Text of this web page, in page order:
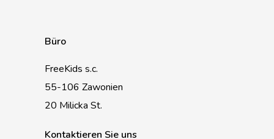
Büro
FreeKids s.c.
55-106 Zawonien
20 Milicka St.
Kontaktieren Sie uns